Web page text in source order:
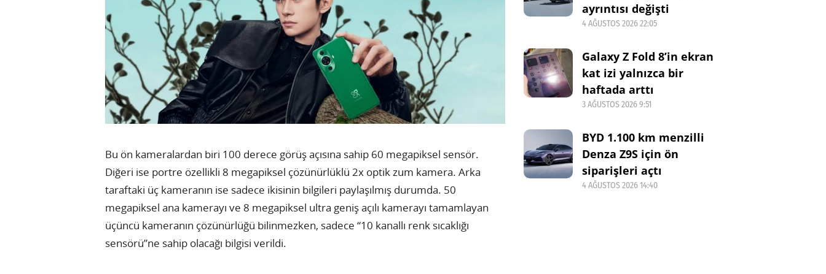
Bu ön kameralardan biri 100 derece görüş açısına sahip 60 megapiksel sensör.
Diğeri ise portre özellikli 8 megapiksel çözünürlüklü 2x optik zum kamera. Arka
taraftaki üç kameranın ise sadece ikisinin bilgileri paylaşılmış durumda. 50
megapiksel ana kamerayı ve 8 megapiksel ultra geniş açılı kamerayı tamamlayan
üçüncü kameranın çözünürlüğü bilinmezken, sadece “10 kanallı renk sıcaklığı
sensörü”ne sahip olacağı bilgisi verildi.
ayrıntısı değişti
4 AĞUSTOS 2026 22:05
Galaxy Z Fold 8’in ekran
kat izi yalnızca bir
haftada arttı
3 AĞUSTOS 2026 9:51
BYD 1.100 km menzilli
Denza Z9S için ön
siparişleri açtı
4 AĞUSTOS 2026 14:40